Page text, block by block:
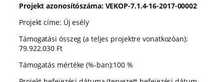
Projekt azonosítószáma: VEKOP-7.1.4-16-2017-00002
Projekt címe: Új esély
Támogatási összeg (a teljes projektre vonatkozóan):
79.922.030 Ft
Támogatás mértéke (%-ban):100 %